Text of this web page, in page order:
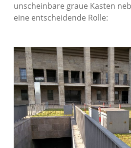
unscheinbare graue Kasten
eine entscheidende Rolle: